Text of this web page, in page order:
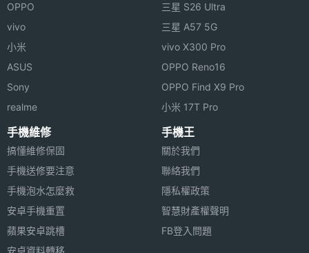
OPPO
vivo
小米
ASUS
Sony
realme
三星 S26 Ultra
三星 A57 5G
vivo X300 Pro
OPPO Reno16
OPPO Find X9 Pro
小米 17T Pro
手機維修
搞懂維修保固
手機送修要注意
手機泡水怎麼救
安卓手機重置
蘋果安卓跳槽
安卓資料轉移
手機王
關於我們
聯絡我們
隱私權政策
智慧財產權聲明
FB登入問題